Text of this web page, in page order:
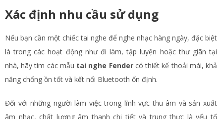
Xác định nhu cầu sử dụng
Nếu bạn cần một chiếc tai nghe để nghe nhạc hàng ngày, đặc biệt
là trong các hoạt động như đi làm, tập luyện hoặc thư giãn tại
nhà, hãy tìm các mẫu tai nghe Fendercó thiết kế thoải mái, khả
năng chống ồn tốt và kết nối Bluetooth ổn định.
Đối với những người làm việc trong lĩnh vực thu âm và sản xuất
âm nhạc, chất lượng âm thanh chi tiết và trung thực là yếu tố